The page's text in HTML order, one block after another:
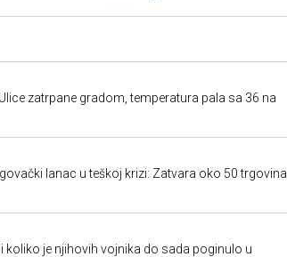
zatrpane gradom, temperatura pala sa 36 na
lanac u teškoj krizi: Zatvara oko 50 trgovina
koliko je njihovih vojnika do sada poginulo u